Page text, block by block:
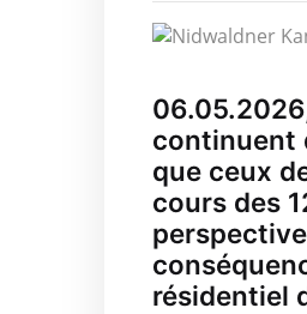
continuent
que ceux
cours des
résidentiel